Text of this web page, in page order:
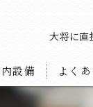
大将に直
設備 よく